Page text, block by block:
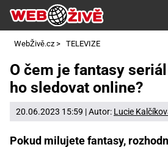
WebŽivě.cz > TELEVIZE
O čem je fantasy
ho sledovat online?
20.06.2023 15:59 | Autor: Lucie
Pokud milujete fantasy,